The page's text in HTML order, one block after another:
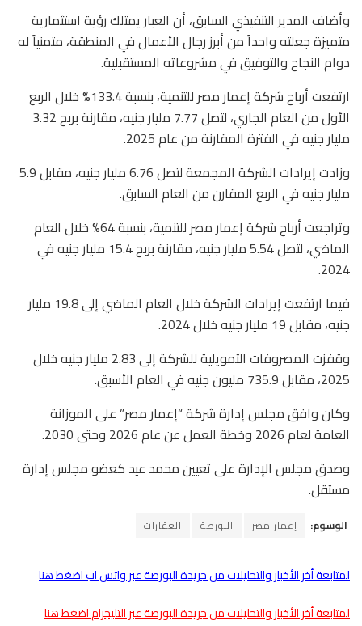
وأضاف المدير التنفيذي السابق، أن العبار يمتلك رؤية استثمارية
متميزة جعلته واحداً من أبرز رجال الأعمال في المنطقة، متمنياً له
دوام النجاح والتوفيق في مشروعاته المستقبلية.
ارتفعت أرباح شركة إعمار مصر للتنمية، بنسبة 133.4% خلال الربع
الأول من العام الجاري، لتصل 7.77 مليار جنيه، مقارنة بربح 3.32
مليار جنيه في الفترة المقارنة من عام 2025.
وزادت إيرادات الشركة المجمعة لتصل 6.76 مليار جنيه، مقابل 5.9
مليار جنيه في الربع المقارن من العام السابق.
وتراجعت أرباح شركة إعمار مصر للتنمية، بنسبة 64% خلال العام
الماضي، لتصل 5.54 مليار جنيه، مقارنة بربح 15.4 مليار جنيه في
2024.
فيما ارتفعت إيرادات الشركة خلال العام الماضي إلى 19.8 مليار
جنيه، مقابل 19 مليار جنيه خلال 2024.
وقفزت المصروفات التمويلية للشركة إلى 2.83 مليار جنيه خلال
2025، مقابل 735.9 مليون جنيه في العام الأسبق.
وكان وافق مجلس إدارة شركة “إعمار مصر” على الموزانة
العامة لعام 2026 وخطة العمل عن عام 2026 وحتى 2030.
وصدق مجلس الإدارة على تعيين محمد عيد كعضو مجلس إدارة
مستقل.
الوسوم: إعمار مصر البورصة العقارات
لمتابعة أخر الأخبار والتحليلات من جريدة البورصة عبر واتس اب اضغط هنا
لمتابعة أخر الأخبار والتحليلات من جريدة البورصة عبر التليجرام اضغط هنا